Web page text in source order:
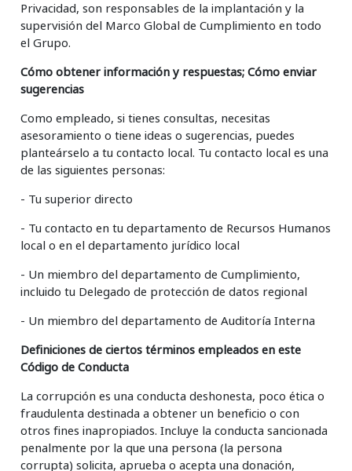
Privacidad, son responsables de la implantación y la
supervisión del Marco Global de Cumplimiento en todo
el Grupo.
Cómo obtener información y respuestas; Cómo enviar
sugerencias
Como empleado, si tienes consultas, necesitas
asesoramiento o tiene ideas o sugerencias, puedes
planteárselo a tu contacto local. Tu contacto local es una
de las siguientes personas:
- Tu superior directo
- Tu contacto en tu departamento de Recursos Humanos
local o en el departamento jurídico local
- Un miembro del departamento de Cumplimiento,
incluido tu Delegado de protección de datos regional
- Un miembro del departamento de Auditoría Interna
Definiciones de ciertos términos empleados en este
Código de Conducta
La corrupción es una conducta deshonesta, poco ética o
fraudulenta destinada a obtener un beneficio o con
otros fines inapropiados. Incluye la conducta sancionada
penalmente por la que una persona (la persona
corrupta) solicita, aprueba o acepta una donación,